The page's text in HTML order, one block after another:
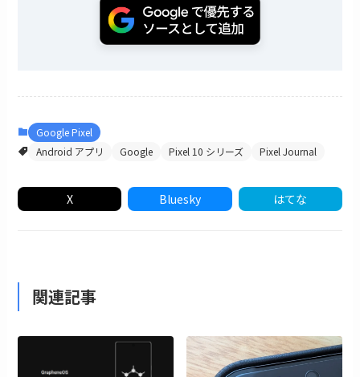
Google Pixel
Android アプリ
Google Pixel 10 シリーズ Pixel Journal
X Bluesky はてな
関連記事